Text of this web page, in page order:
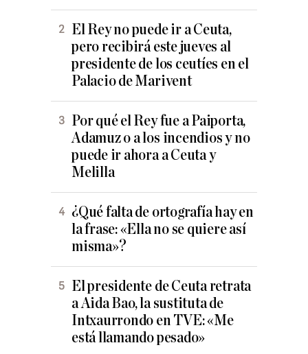
El Rey no puede ir a Ceuta,
pero recibirá este jueves al
presidente de los ceutíes en el
Palacio de Marivent
Por qué el Rey fue a Paiporta,
Adamuz o a los incendios y no
puede ir ahora a Ceuta y
Melilla
¿Qué falta de ortografía hay en
la frase: «Ella no se quiere así
misma»?
El presidente de Ceuta retrata
a Aida Bao, la sustituta de
Intxaurrondo en TVE: «Me
está llamando pesado»